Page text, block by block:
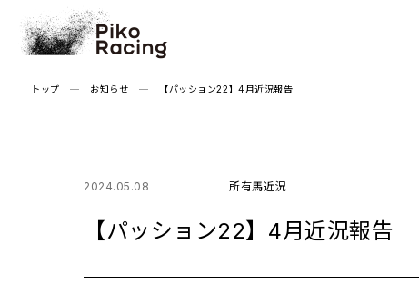
トップ お知らせ 【パッション22】4月近況報告
2024.05.08 所有馬近況
【パッション22】4月近況報告